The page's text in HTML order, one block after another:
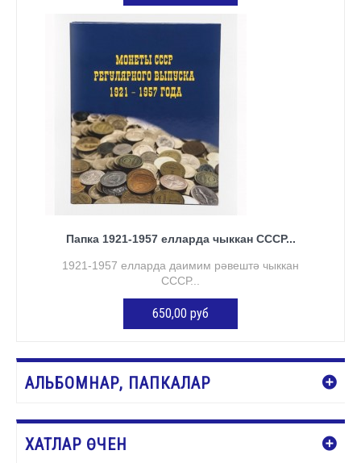
КӘРҖИНГӘ ӨСТӘҮ
Папка 1921-1957 елларда чыккан СССР...
1921-1957 елларда даимим рәвештә чыккан
СССР...
650,00 руб
АЛЬБОМНАР, ПАПКАЛАР
ХАТЛАР ӨЧЕН